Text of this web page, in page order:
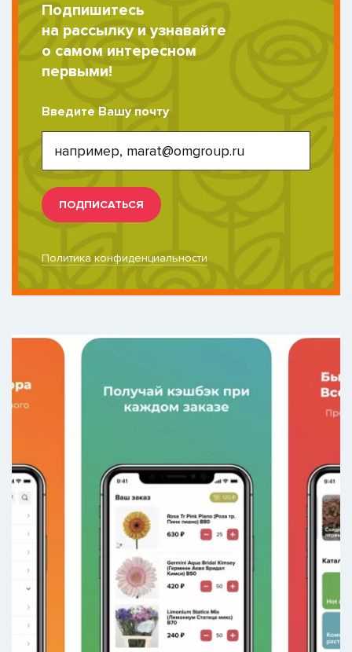
Подпишитесь
на рассылку и узнавайте
о самом интересном
первыми!
Введите Вашу почту
ПОДПИСАТЬСЯ
Политика конфиденциальности